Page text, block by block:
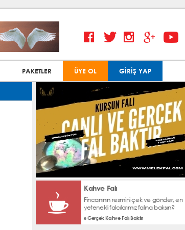
PAKETLER ÜYE OL GİRİŞ YAP
Kahve Falı
Fincanının resmini çek ve gönder, en
yetenekli falcılarımız falına baksın?
» Gerçek Kahve Falı Baktır